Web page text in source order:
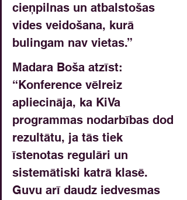
cieņpilnas un atbalstošas
vides veidošana, kurā
bulingam nav vietas.”
Madara Boša atzīst:
“Konference vēlreiz
apliecināja, ka KiVa
programmas nodarbības dod
rezultātu, ja tās tiek
īstenotas regulāri un
sistemātiski katrā klasē.
Guvu arī daudz iedvesmas